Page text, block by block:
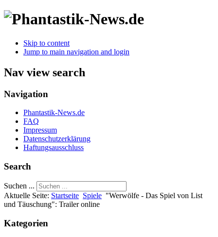
Skip to content
Jump to main navigation and login
Nav view search
Navigation
Phantastik-News.de
FAQ
Impressum
Datenschutzerklärung
Haftungsausschluss
Search
Suchen ...
Aktuelle Seite: Startseite Spiele "Werwölfe - Das Spiel von List
und Täuschung": Trailer online
Kategorien